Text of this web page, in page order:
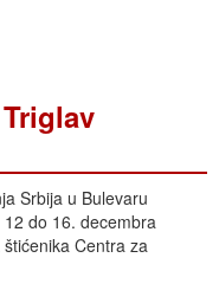
Srbija u Bulevaru
do 16. decembra
Centra za